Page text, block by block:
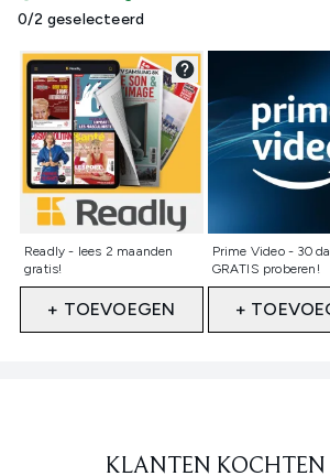
0/2 geselecteerd
Readly - lees 2 maanden
gratis!
Niet geselecteerd
+ TOEVOEGEN
Prime Video - 30
GRATIS proberen!
Niet
+
KLANTEN KOCHTEN